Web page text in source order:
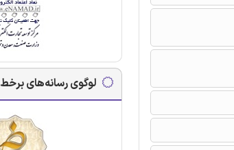
لوگوی رسانه‌های برخط